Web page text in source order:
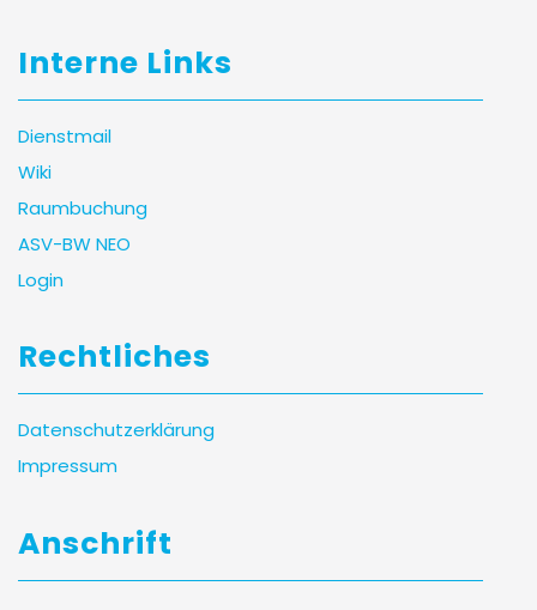
Interne Links
Dienstmail
Wiki
Raumbuchung
ASV-BW NEO
Login
Rechtliches
Datenschutzerklärung
Impressum
Anschrift